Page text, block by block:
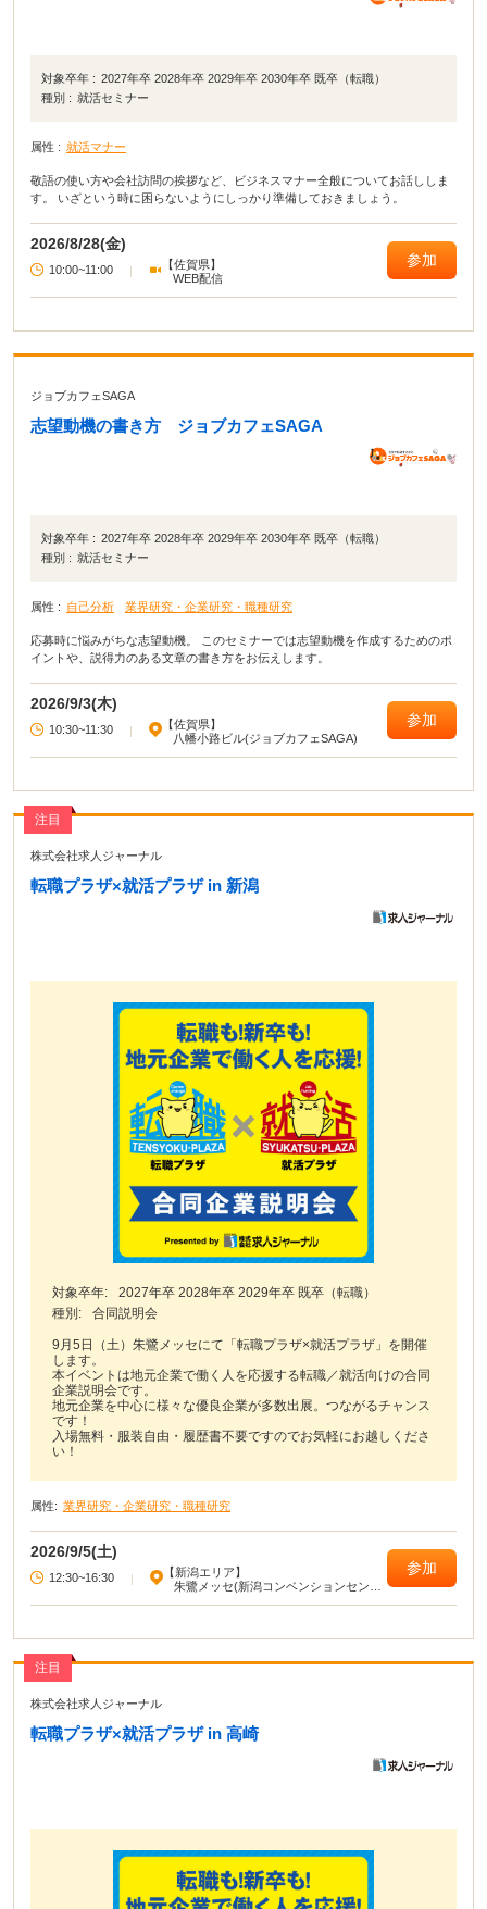
対象卒年 : 2027年卒 2028年卒 2029年卒 2030年卒 既卒（転職）
種別 : 就活セミナー
属性 : 就活マナー
敬語の使い方や会社訪問の挨拶など、ビジネスマナー全般についてお話ししま
す。 いざという時に困らないようにしっかり準備しておきましょう。
2026/8/28(金)
10:00~11:00 |
【佐賀県】
WEB配信
参加
ジョブカフェSAGA
志望動機の書き方 ジョブカフェSAGA
対象卒年 : 2027年卒 2028年卒 2029年卒 2030年卒 既卒（転職）
種別 : 就活セミナー
属性 : 自己分析 業界研究・企業研究・職種研究
応募時に悩みがちな志望動機。 このセミナーでは志望動機を作成するためのポ
イントや、説得力のある文章の書き方をお伝えします。
2026/9/3(木)
10:30~11:30 |
【佐賀県】
八幡小路ビル(ジョブカフェSAGA)
参加
注目
株式会社求人ジャーナル
転職プラザ×就活プラザ in 新潟
対象卒年:
2027年卒 2028年卒 2029年卒 既卒（転職）
種別:
合同説明会
9月5日（土）朱鷺メッセにて「転職プラザ×就活プラザ」を開催
します。
本イベントは地元企業で働く人を応援する転職／就活向けの合同
企業説明会です。
地元企業を中心に様々な優良企業が多数出展。つながるチャンス
です！
入場無料・服装自由・履歴書不要ですのでお気軽にお越しくださ
い！
属性: 業界研究・企業研究・職種研究
2026/9/5(土)
12:30~16:30 |
【新潟エリア】
朱鷺メッセ(新潟コンベンションセンタ
参加
注目
株式会社求人ジャーナル
転職プラザ×就活プラザ in 高崎